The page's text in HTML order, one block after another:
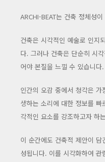
ARCHI-BEAT는 건축 정체성
건축은 시각적인 예술로 인지
다. 그러나 건축은 단순히 시
어야 본질을 느낄 수 있습니다.
인간의 오감 중에서 청각은
생하는 소리에 대한 정보를
각적인 요소를 강조하고자 하
이 순간에도 건축적 제안이
성됩니다. 이를 시각화하여